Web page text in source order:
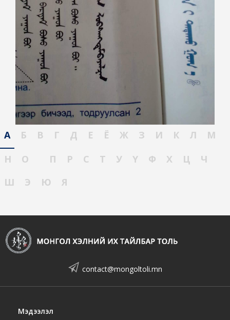
А Б В Г Д Е Ё Ж З И К Л
М
Н
О П Р С Т У Ү Ф Х Ц
Ч
Ш
Э Ю Я
contact@mongoltoli.mn
Мэдээлэл